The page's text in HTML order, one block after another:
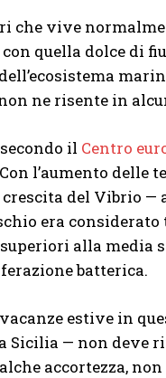
che vive
con quella dolce di
ne risente in
il Centro
l’aumento
del Vibrio —
era considerato
alla media
batterica.
estive in
Sicilia — non deve
accortezza,